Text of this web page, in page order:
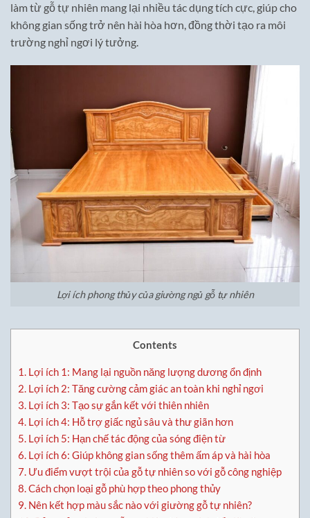
làm từ gỗ tự nhiên mang lại nhiều tác dụng tích cực, giúp cho
không gian sống trở nên hài hòa hơn, đồng thời tạo ra môi
trường nghỉ ngơi lý tưởng.
Lợi ích phong thủy của giường ngủ gỗ tự nhiên
Contents
1. Lợi ích 1: Mang lại nguồn năng lượng dương ổn định
2. Lợi ích 2: Tăng cường cảm giác an toàn khi nghỉ ngơi
3. Lợi ích 3: Tạo sự gắn kết với thiên nhiên
4. Lợi ích 4: Hỗ trợ giấc ngủ sâu và thư giãn hơn
5. Lợi ích 5: Hạn chế tác động của sóng điện từ
6. Lợi ích 6: Giúp không gian sống thêm ấm áp và hài hòa
7. Ưu điểm vượt trội của gỗ tự nhiên so với gỗ công nghiệp
8.Cách chọn loại gỗ phù hợp theo phong thủy
9. Nên kết hợp màu sắc nào với giường gỗ tự nhiên?